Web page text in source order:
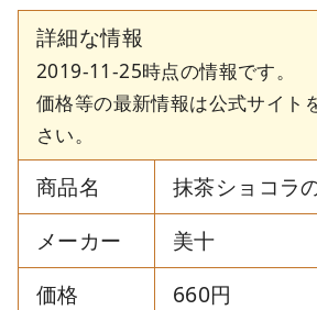
詳細な情報
2019-11-25時点の情報です。
価格等の最新情報は公式サイト
さい。
商品名
抹茶ショコラ
メーカー
美十
価格
660円